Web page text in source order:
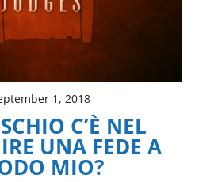
1, 2018
C’È NEL
UNA FEDE A
MIO?